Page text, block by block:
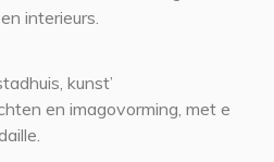
interieurs.
kunst’
en imagovorming, met een